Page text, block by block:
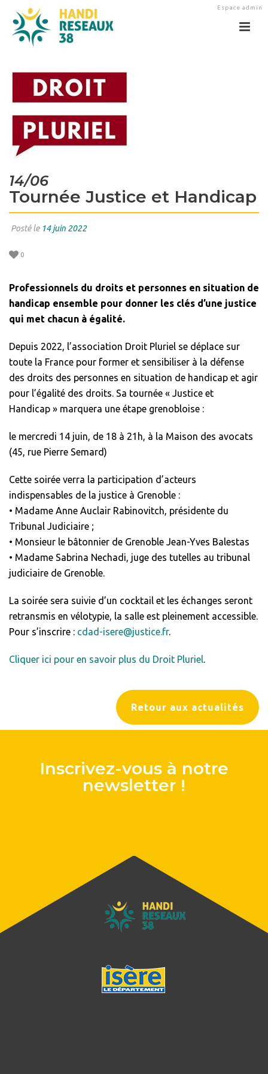
Espace admin
14/06
Tournée Justice et Handicap
Posté le 14 juin 2022
0
Retour aux actualités
Professionnels du droits et personnes en situation de
handicap ensemble pour donner les clés d’une justice
qui met chacun à égalité.
Depuis 2022, l’association Droit Pluriel se déplace sur
toute la France pour former et sensibiliser à la défense
des droits des personnes en situation de handicap et agir
pour l’égalité des droits. Sa tournée « Justice et
Handicap » marquera une étape grenobloise :
le mercredi 14 juin, de 18 à 21h, à la Maison des avocats
(45, rue Pierre Semard)
Cette soirée verra la participation d’acteurs
indispensables de la justice à Grenoble :
• Madame Anne Auclair Rabinovitch, présidente du
Tribunal Judiciaire ;
• Monsieur le bâtonnier de Grenoble Jean-Yves Balestas
• Madame Sabrina Nechadi, juge des tutelles au tribunal
judiciaire de Grenoble.
La soirée sera suivie d’un cocktail et les échanges seront
retransmis en vélotypie, la salle est pleinement accessible.
Pour s’inscrire : cdad-isere@justice.fr.
Cliquer ici pour en savoir plus du Droit Pluriel.
Inscrivez-vous à notre
newsletter !